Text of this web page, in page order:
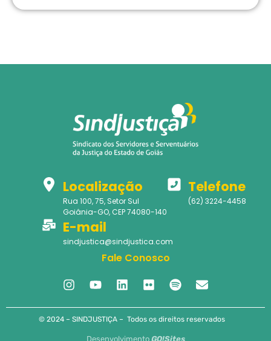
Localização
Rua 100, 75, Setor Sul
Goiânia-GO, CEP 74080-140
Telefone
(62) 3224-4458
E-mail
sindjustica@sindjustica.com
Fale Conosco
© 2024 – SINDJUSTIÇA – Todos os direitos reservados
Desenvolvimento GO!Sites